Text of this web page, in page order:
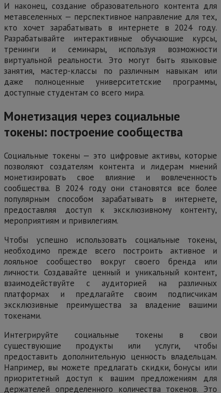
И наконец, создание образовательного контента для
метавселенных — перспективное направление для тех,
кто хочет зарабатывать в интернете в 2024 году.
Разрабатывайте интерактивные обучающие курсы,
тренинги и семинары, используя возможности
виртуальной реальности. Это могут быть языковые
занятия, мастер-классы по различным навыкам или
даже полноценные университетские программы,
доступные студентам со всего мира.
Монетизация через социальные
токены: построение сообщества
Социальные токены — это цифровые активы, которые
позволяют создателям контента и лидерам мнений
монетизировать свое влияние и вовлеченность
сообщества. В 2024 году они становятся все более
популярным способом зарабатывать в интернете,
предоставляя доступ к эксклюзивному контенту,
мероприятиям и привилегиям.
Чтобы успешно использовать социальные токены,
необходимо прежде всего построить активное и
лояльное сообщество вокруг своего бренда или
личности. Создавайте ценный и уникальный контент,
взаимодействуйте с аудиторией на различных
платформах и предлагайте своим подписчикам
эксклюзивные преимущества за владение вашими
токенами.
Интегрируйте социальные токены в свои
существующие продукты или услуги, чтобы
предоставить дополнительную ценность владельцам.
Например, вы можете предлагать скидки, бонусы или
приоритетный доступ к вашим предложениям для
держателей определенного количества токенов. Это